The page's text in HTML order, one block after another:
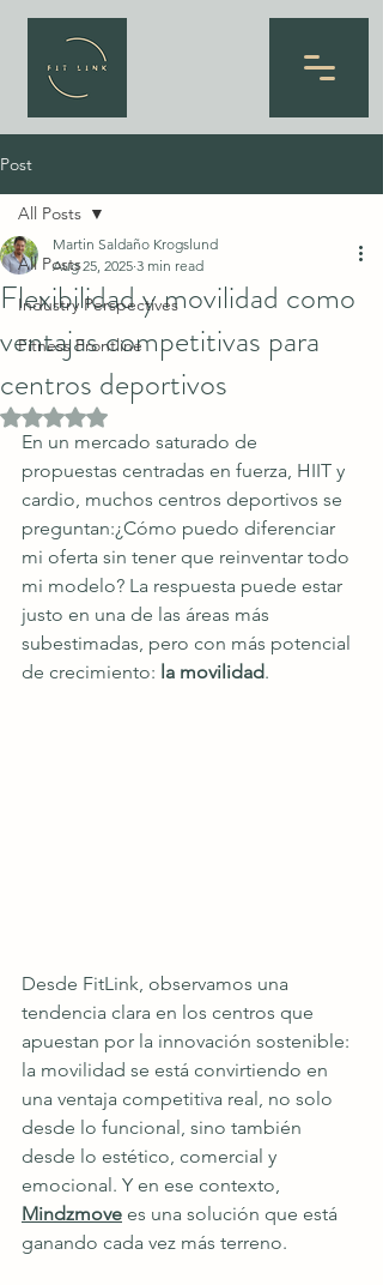
Post
All Posts
Industry Perspectives
Fitness Frontline
All Posts
Flexibilidad y movilidad como
ventajas competitivas para
centros deportivos
Martin Saldaño Krogslund
Aug 25, 2025 3 min read
Rated NaN out of 5 stars.
En un mercado saturado de
propuestas centradas en fuerza, HIIT y
cardio, muchos centros deportivos se
preguntan:¿Cómo puedo diferenciar
mi oferta sin tener que reinventar todo
mi modelo? La respuesta puede estar
justo en una de las áreas más
subestimadas, pero con más potencial
de crecimiento: la movilidad.
Desde FitLink, observamos una
tendencia clara en los centros que
apuestan por la innovación sostenible:
la movilidad se está convirtiendo en
una ventaja competitiva real, no solo
desde lo funcional, sino también
desde lo estético, comercial y
emocional. Y en ese contexto,
Mindzmove es una solución que está
ganando cada vez más terreno.